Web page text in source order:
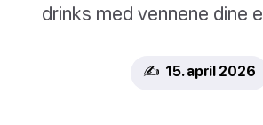
drinks med vennene dine
✍️ 15. april 2026